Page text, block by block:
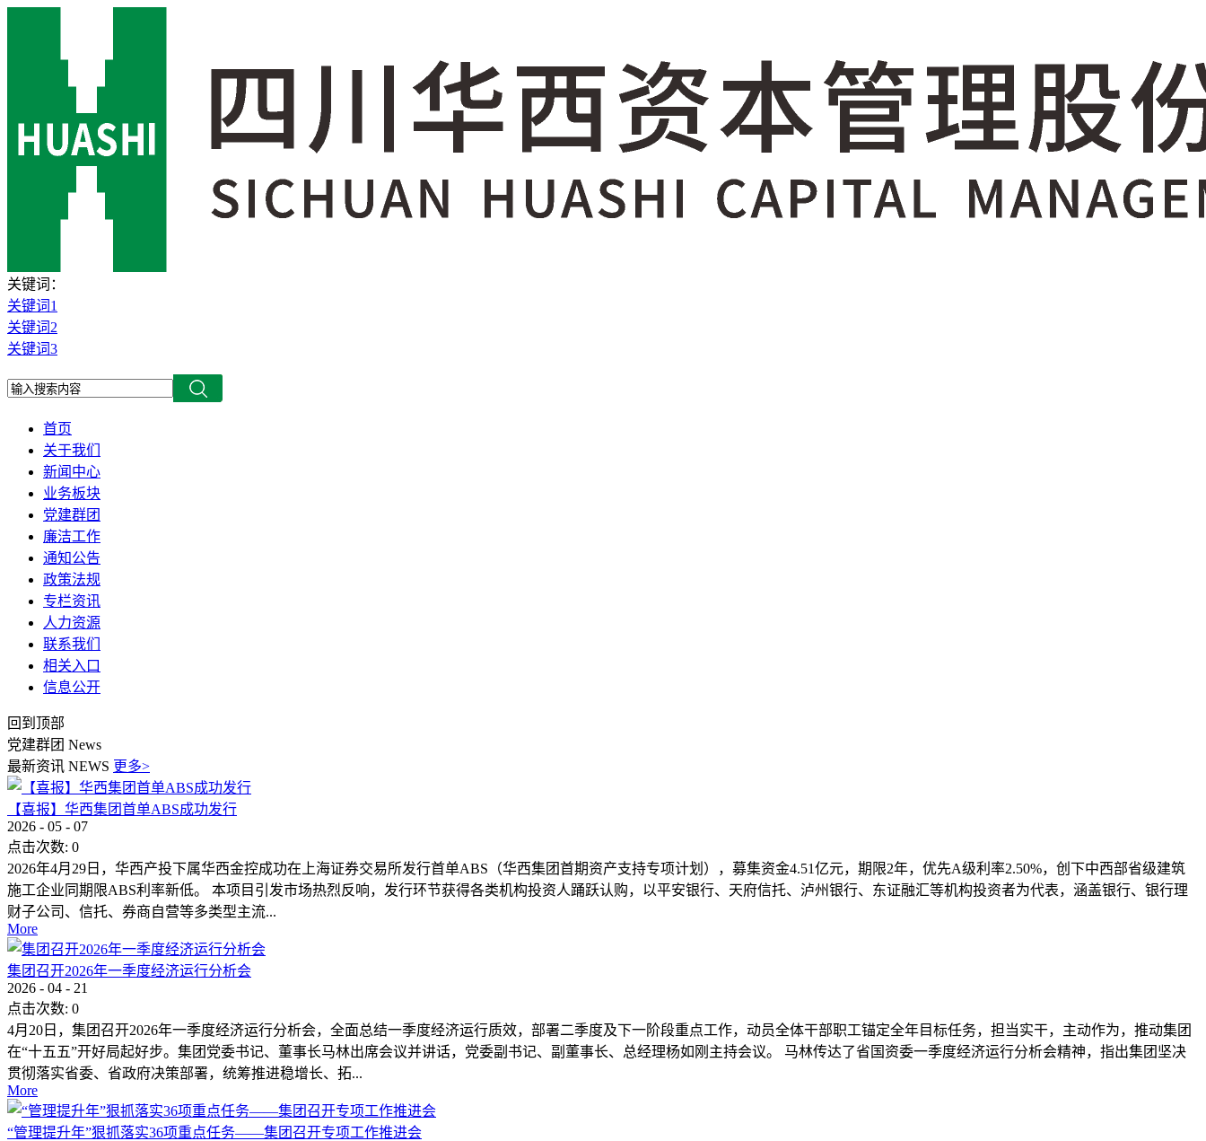
关键词：
关键词1
关键词2
关键词3
首页
关于我们
新闻中心
业务板块
党建群团
廉洁工作
通知公告
政策法规
专栏资讯
人力资源
联系我们
相关入口
信息公开
回到顶部
党建群团 News
最新资讯 NEWS 更多>
【喜报】华西集团首单ABS成功发行
2026 - 05 - 07
点击次数: 0
2026年4月29日，华西产投下属华西金控成功在上海证券交易所发行首单ABS（华西集团首期资产支持专项计划），募集资金4.51亿元，期限2年，优先A级利率2.50%，创下中西部省级建筑
施工企业同期限ABS利率新低。 本项目引发市场热烈反响，发行环节获得各类机构投资人踊跃认购，以平安银行、天府信托、泸州银行、东证融汇等机构投资者为代表，涵盖银行、银行理
财子公司、信托、券商自营等多类型主流...
More
集团召开2026年一季度经济运行分析会
2026 - 04 - 21
点击次数: 0
4月20日，集团召开2026年一季度经济运行分析会，全面总结一季度经济运行质效，部署二季度及下一阶段重点工作，动员全体干部职工锚定全年目标任务，担当实干，主动作为，推动集团
在“十五五”开好局起好步。集团党委书记、董事长马林出席会议并讲话，党委副书记、副董事长、总经理杨如刚主持会议。 马林传达了省国资委一季度经济运行分析会精神，指出集团坚决
贯彻落实省委、省政府决策部署，统筹推进稳增长、拓...
More
“管理提升年”狠抓落实36项重点任务——集团召开专项工作推进会